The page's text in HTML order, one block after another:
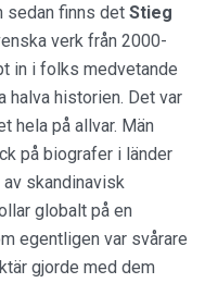
sedan finns det Stieg
verk från 2000-
in i folks medvetande
halva historien. Det var
hela på allvar. Män
på biografer i länder
skandinavisk
globalt på en
egentligen var svårare
gjorde med dem